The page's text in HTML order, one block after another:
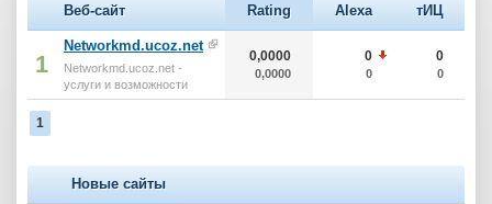
Веб-сайт Rating Alexa тИЦ
1
Networkmd.ucoz.net
Networkmd.ucoz.net -
услуги и возможности
0,0000
0,0000
0
0
0
0
1
Новые сайты